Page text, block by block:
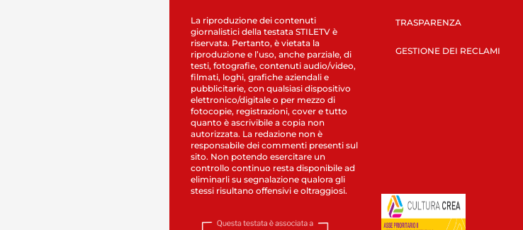
La riproduzione dei contenuti
giornalistici della testata STILETV è
riservata. Pertanto, è vietata la
riproduzione e l’uso, anche parziale, di
testi, fotografie, contenuti audio/video,
filmati, loghi, grafiche aziendali e
pubblicitarie, con qualsiasi dispositivo
elettronico/digitale o per mezzo di
fotocopie, registrazioni, cover e tutto
quanto è ascrivibile a copia non
autorizzata. La redazione non è
responsabile dei commenti presenti sul
sito. Non potendo esercitare un
controllo continuo resta disponibile ad
eliminarli su segnalazione qualora gli
stessi risultano offensivi e oltraggiosi.
TRASPARENZA
GESTIONE DEI RECLAMI